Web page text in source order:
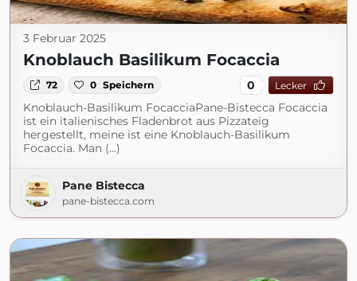
3 Februar 2025
Knoblauch Basilikum Focaccia
72 0 Speichern 0 Lecker
Knoblauch-Basilikum FocacciaPane-Bistecca Focaccia
ist ein italienisches Fladenbrot aus Pizzateig
hergestellt, meine ist eine Knoblauch-Basilikum
Focaccia. Man (...)
Pane Bistecca
pane-bistecca.com